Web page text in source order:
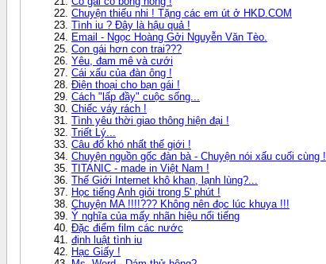
Chuyện thiếu nhi ! Tặng các em út ở HKD.COM
Tình iu ? Đây là hậu quả !
Email - Ngọc Hoàng Gởi Nguyễn Văn Tèo.
Con gái hơn con trai???
Yêu, đam mê và cưới
Cái xấu của đàn ông !
Điện thoại cho bạn gái !
Cách "lấp đầy" cuộc sống...
Chiếc váy rách !
Tình yêu thời giao thông hiện đại !
Triết Lý...
Câu đố khó nhất thế giới !
Chuyện nguồn gốc đàn bà - Chuyện nói xấu cuối cùng !
TITANIC - made in Việt Nam !
Thế Giới Internet khô khan, lạnh lùng?...
Học tiếng Anh giỏi trong 5' phút !
Chuyện MA !!!!??? Không nên đọc lúc khuya !!!
Ý nghĩa của mấy nhãn hiệu nổi tiếng
Đặc điểm film các nước
định luật tình iu
Hạc Giấy !